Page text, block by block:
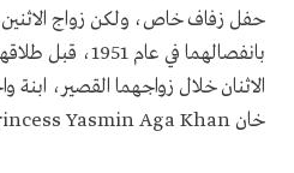
حفل زفاف خاص، ولكن زواج
الاثنان خلال زواجهما القصير،
خان Princess Yasmin Aga Khan.